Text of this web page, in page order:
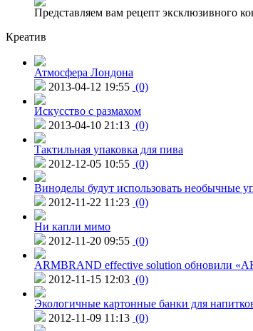
Представляем вам рецепт эксклюзивного
Креатив
Атмосфера Лондона
2013-04-12 19:55 (0)
Искусство с размахом
2013-04-10 21:13 (0)
Тактильная упаковка для пива
2012-12-05 10:55 (0)
Виноделы будут использовать необычные
2012-11-22 11:23 (0)
Ни капли мимо
2012-11-20 09:55 (0)
ARMBRAND effective solution обновили
2012-11-15 12:03 (0)
Экологичные картонные банки для
2012-11-09 11:13 (0)